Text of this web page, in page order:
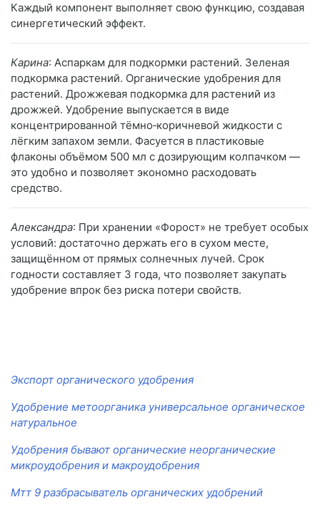
Каждый компонент выполняет свою функцию, создавая
синергетический эффект.
Карина: Аспаркам для подкормки растений. Зеленая
подкормка растений. Органические удобрения для
растений. Дрожжевая подкормка для растений из
дрожжей. Удобрение выпускается в виде
концентрированной тёмно‑коричневой жидкости с
лёгким запахом земли. Фасуется в пластиковые
флаконы объёмом 500 мл с дозирующим колпачком —
это удобно и позволяет экономно расходовать
средство.
Александра: При хранении «Форост» не требует особых
условий: достаточно держать его в сухом месте,
защищённом от прямых солнечных лучей. Срок
годности составляет 3 года, что позволяет закупать
удобрение впрок без риска потери свойств.
Экспорт органического удобрения
Удобрение метоорганика универсальное органическое
натуральное
Удобрения бывают органические неорганические
микроудобрения и макроудобрения
Мтт 9 разбрасыватель органических удобрений